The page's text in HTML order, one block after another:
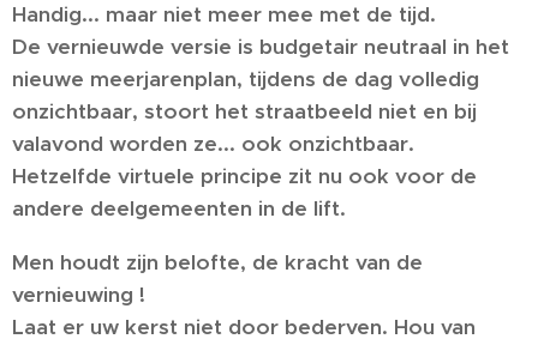
Handig... maar niet meer mee met de tijd.
De vernieuwde versie is budgetair neutraal in het
nieuwe meerjarenplan, tijdens de dag volledig
onzichtbaar, stoort het straatbeeld niet en bij
valavond worden ze... ook onzichtbaar.
Hetzelfde virtuele principe zit nu ook voor de
andere deelgemeenten in de lift.
Men houdt zijn belofte, de kracht van de
vernieuwing !
Laat er uw kerst niet door bederven. Hou van